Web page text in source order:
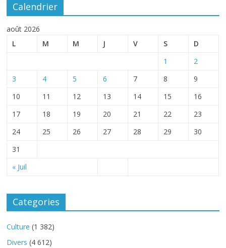
Calendrier
août 2026
L
M M J V S D
« Juil
1
2
3
4 5 6 7 8
9
10
11 12 13 14 15
16
17
18 19 20 21 22
23
24
25 26 27 28 29
30
31
Categories
Culture (1 382)
Divers (4 612)